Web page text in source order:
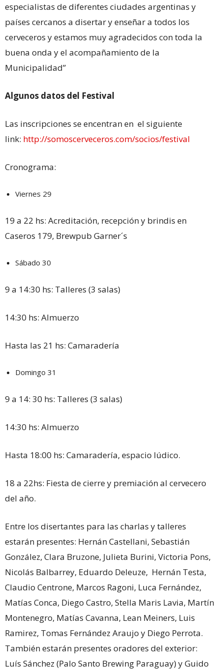
especialistas de diferentes ciudades argentinas y
países cercanos a disertar y enseñar a todos los
cerveceros y estamos muy agradecidos con toda la
buena onda y el acompañamiento de la
Municipalidad”
Algunos datos del Festival
Las inscripciones se encentran en el siguiente
link: http://somoscerveceros.com/socios/festival
Cronograma:
Viernes 29
19 a 22 hs: Acreditación, recepción y brindis en
Caseros 179, Brewpub Garner´s
Sábado 30
9 a 14:30 hs: Talleres (3 salas)
14:30 hs: Almuerzo
Hasta las 21 hs: Camaradería
Domingo 31
9 a 14: 30 hs: Talleres (3 salas)
14:30 hs: Almuerzo
Hasta 18:00 hs: Camaradería, espacio lúdico.
18 a 22hs: Fiesta de cierre y premiación al cervecero
del año.
Entre los disertantes para las charlas y talleres
estarán presentes: Hernán Castellani, Sebastián
González, Clara Bruzone, Julieta Burini, Victoria Pons,
Nicolás Balbarrey, Eduardo Deleuze, Hernán Testa,
Claudio Centrone, Marcos Ragoni, Luca Fernández,
Matías Conca, Diego Castro, Stella Maris Lavia, Martín
Montenegro, Matías Cavanna, Lean Meiners, Luis
Ramirez, Tomas Fernández Araujo y Diego Perrota.
También estarán presentes oradores del exterior:
Luís Sánchez (Palo Santo Brewing Paraguay) y Guido